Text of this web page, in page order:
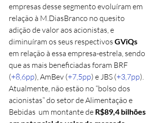
empresas desse segmento evoluíram em
relação à M.DiasBranco no quesito
adição de valor aos acionistas, e
diminuíram os seus respectivos GViQs
em relação à essa empresa-estrela, sendo
que as mais beneficiadas foram BRF
(+8,6pp), AmBev (+7,5pp) e JBS (+3,7pp).
Atualmente, não estão no “bolso dos
acionistas” do setor de Alimentação e
Bebidas  um montante de R$89,4 bilhões